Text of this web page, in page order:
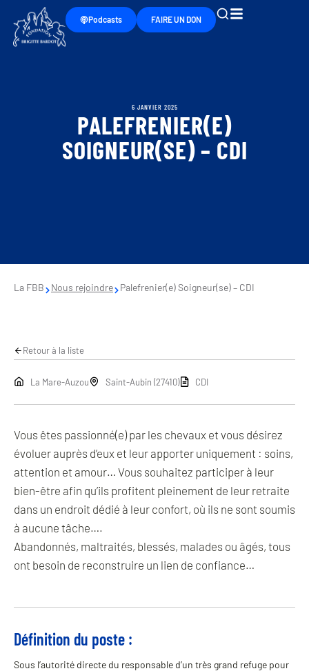
Podcasts FAIRE UN DON
6 JANVIER 2025
PALEFRENIER(E)
SOIGNEUR(SE) – CDI
La FBB Nous rejoindre Palefrenier(e) Soigneur(se) – CDI
Retour à la liste
La Mare-Auzou Saint-Aubin (27410) CDI
Vous êtes passionné(e) par les chevaux et vous désirez
évoluer auprès d’eux et leur apporter uniquement : soins,
attention et amour… Vous souhaitez participer à leur
bien-être afin qu’ils profitent pleinement de leur retraite
dans un endroit dédié à leur confort, où ils ne sont soumis
à aucune tâche….
Abandonnés, maltraités, blessés, malades ou âgés, tous
ont besoin de reconstruire un lien de confiance…
Définition du poste :
Sous l’autorité directe du responsable d’un très grand refuge pour